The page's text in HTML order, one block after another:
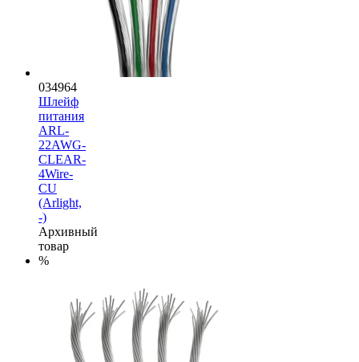
034964
Шлейф
питания
ARL-
22AWG-
CLEAR-
4Wire-
CU
(Arlight,
-)
Архивный
товар
%